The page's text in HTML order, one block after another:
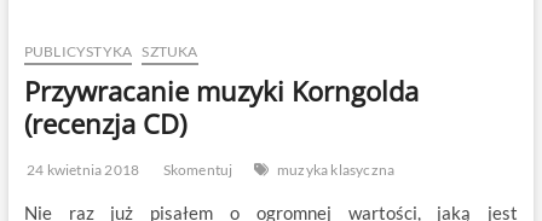
PUBLICYSTYKA SZTUKA
Przywracanie muzyki Korngolda
(recenzja CD)
24 kwietnia 2018 Skomentuj muzyka klasyczna
Nie raz już pisałem o ogromnej wartości, jaką jest